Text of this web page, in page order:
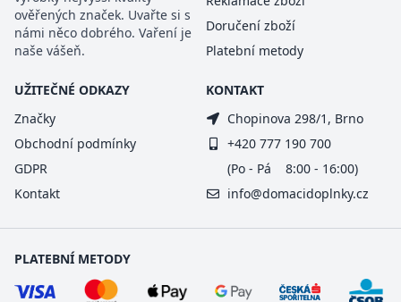
ověřených značek. Uvařte si s
námi něco dobrého. Vaření je
naše vášeň.
Doručení zboží
Platební metody
UŽITEČNÉ ODKAZY
Značky
Obchodní podmínky
GDPR
Kontakt
KONTAKT
Chopinova 298/1, Brno
+420 777 190 700
(Po - Pá 8:00 - 16:00)
info@domacidoplnky.cz
PLATEBNÍ METODY